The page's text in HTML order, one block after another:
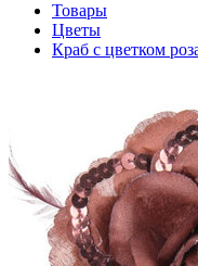
Товары
Цветы
Краб с цветком